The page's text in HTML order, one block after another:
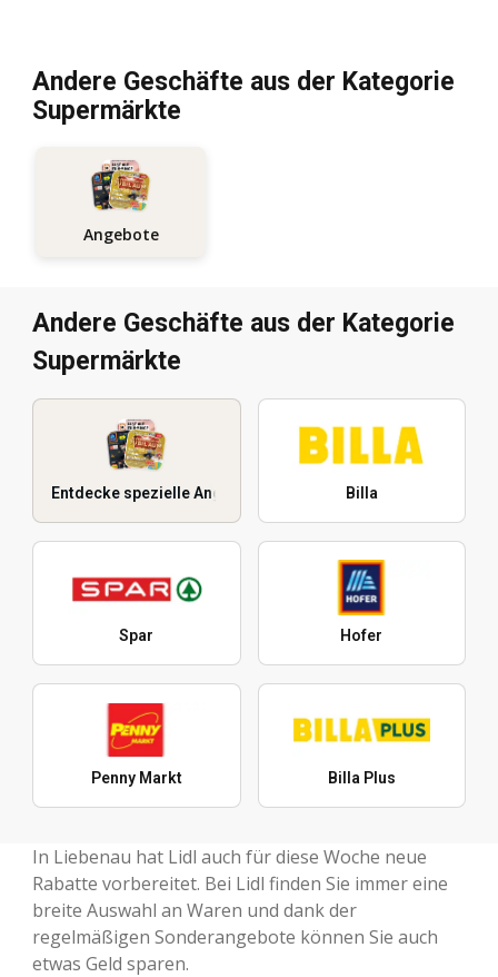
Andere Geschäfte aus der Kategorie
Supermärkte
Angebote
Andere Geschäfte aus der Kategorie
Supermärkte
Entdecke spezielle Angebote Billa
Spar Hofer
Penny Markt Billa Plus
In Liebenau hat Lidl auch für diese Woche neue
Rabatte vorbereitet. Bei Lidl finden Sie immer eine
breite Auswahl an Waren und dank der
regelmäßigen Sonderangebote können Sie auch
etwas Geld sparen.